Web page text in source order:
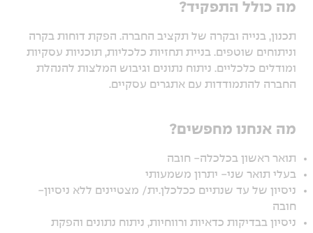
מה כולל התפקיד?
תכנון, בנייה ובקרה של תקציב החברה. הפקת דוחות בקרה
וניתוחים שוטפים. בניית תחזיות כלכליות, תוכניות עסקיות
ומודלים כלכליים. ניתוח נתונים וגיבוש המלצות להנהלת
החברה להתמודדות עם אתגרים עסקיים.
מה אנחנו מחפשים?
תואר ראשון בכלכלה- חובה
בעלי תואר שני- יתרון משמעותי
ניסיון של עד שנתיים ככלכלן.ית/ מצטיינים ללא ניסיון-
חובה
ניסיון בבדיקות כדאיות ורווחיות, ניתוח נתונים והפקת